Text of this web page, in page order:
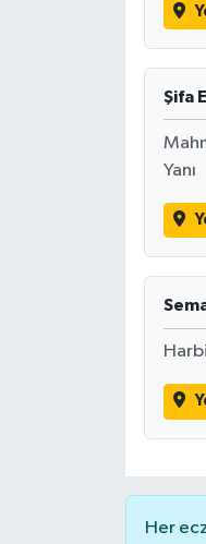
Şifa
Yanı
Her